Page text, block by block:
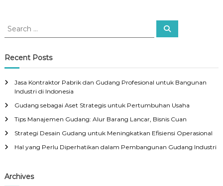
S
r
c
f
r
:
S
Recent Posts
Jasa Kontraktor Pabrik dan Gudang Profesional untuk Bangunan
Industri di Indonesia
Gudang sebagai Aset Strategis untuk Pertumbuhan Usaha
Tips Manajemen Gudang: Alur Barang Lancar, Bisnis Cuan
Strategi Desain Gudang untuk Meningkatkan Efisiensi Operasional
Hal yang Perlu Diperhatikan dalam Pembangunan Gudang Industri
Archives